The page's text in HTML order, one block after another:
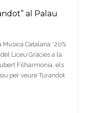
al Palau
Catalana *20%
Liceu Gràcies a la
Filharmonia, els
per veure Turandot